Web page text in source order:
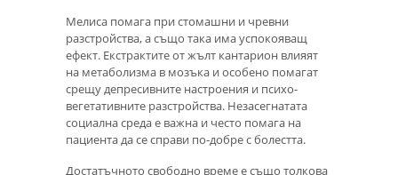
Мелиса помага при стомашни и чревни
разстройства, а също така има успокояващ
ефект. Екстрактите от жълт кантарион влияят
на метаболизма в мозъка и особено помагат
срещу депресивните настроения и психо-
вегетативните разстройства. Незасегнатата
социална среда е важна и често помага на
пациента да се справи по-добре с болестта.
Достатъчното свободно време е също толкова